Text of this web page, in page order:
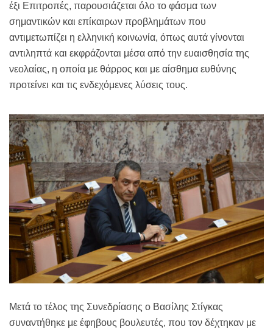
έξι Επιτροπές, παρουσιάζεται όλο το φάσμα των
σημαντικών και επίκαιρων προβλημάτων που
αντιμετωπίζει η ελληνική κοινωνία, όπως αυτά γίνονται
αντιληπτά και εκφράζονται μέσα από την ευαισθησία της
νεολαίας, η οποία με θάρρος και με αίσθημα ευθύνης
προτείνει και τις ενδεχόμενες λύσεις τους.
Μετά το τέλος της Συνεδρίασης ο Βασίλης Στίγκας
συναντήθηκε με έφηβους βουλευτές, που τον δέχτηκαν με